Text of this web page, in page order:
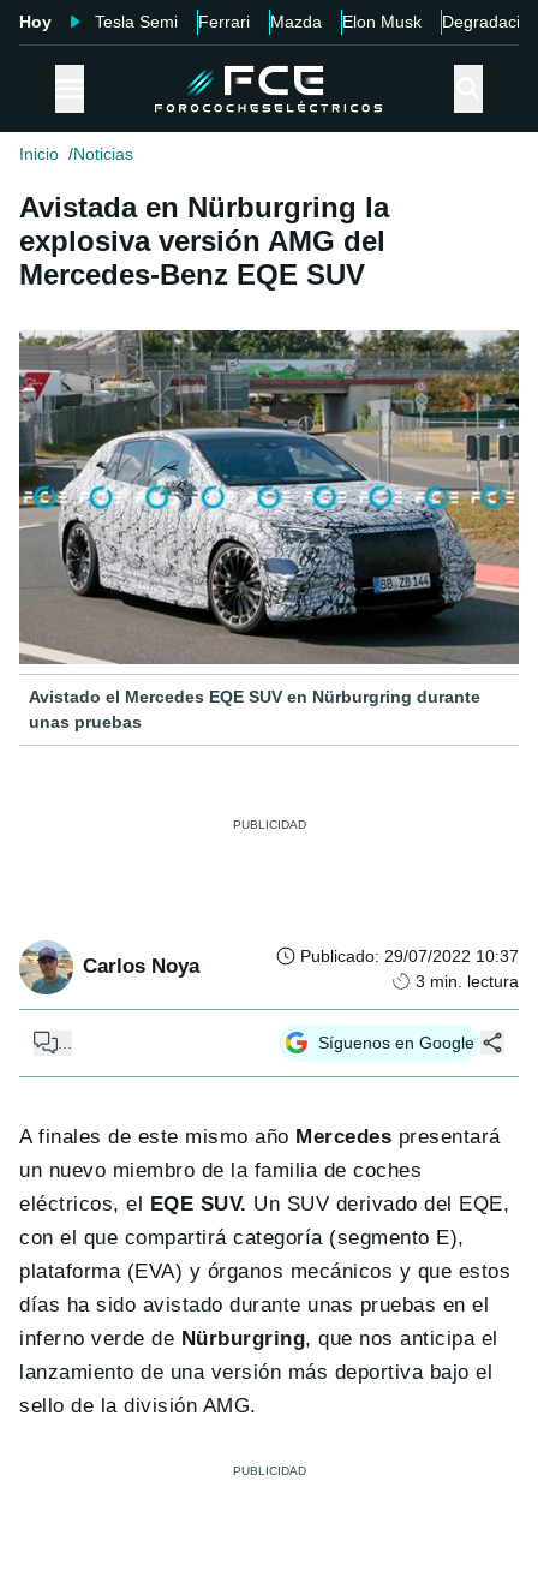
Hoy Tesla Semi Ferrari Mazda Elon Musk Degradación
Inicio Noticias
Avistada en Nürburgring la
explosiva versión AMG del
Mercedes-Benz EQE SUV
Avistado el Mercedes EQE SUV en Nürburgring durante
unas pruebas
Carlos Noya Publicado: 29/07/2022 10:37
3 min. lectura
Síguenos en Google
A finales de este mismo año Mercedes presentará
un nuevo miembro de la familia de coches
eléctricos, el EQE SUV. Un SUV derivado del EQE,
con el que compartirá categoría (segmento E),
plataforma (EVA) y órganos mecánicos y que estos
días ha sido avistado durante unas pruebas en el
inferno verde de Nürburgring, que nos anticipa el
lanzamiento de una versión más deportiva bajo el
sello de la división AMG.